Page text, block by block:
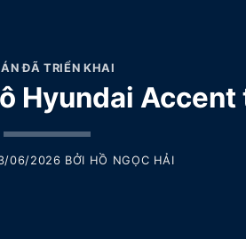
ĐÃ TRIỂN KHAI
Hyundai Accent
06/2026 BỞI HỒ NGỌC HẢI